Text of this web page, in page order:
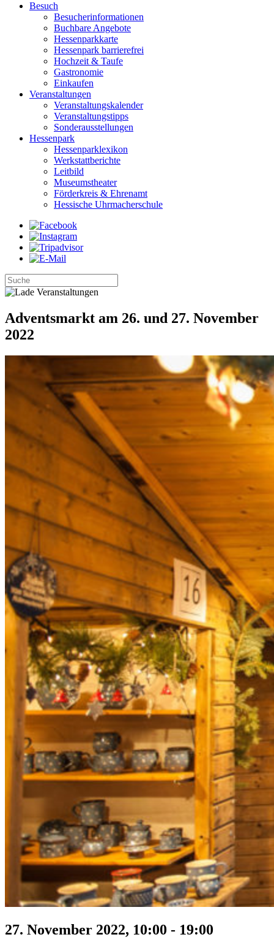
Besuch
Besucherinformationen
Buchbare Angebote
Hessenparkkarte
Hessenpark barrierefrei
Hochzeit & Taufe
Gastronomie
Einkaufen
Veranstaltungen
Veranstaltungskalender
Veranstaltungstipps
Sonderausstellungen
Hessenpark
Hessenparklexikon
Werkstattberichte
Leitbild
Museumstheater
Förderkreis & Ehrenamt
Hessische Uhrmacherschule
Adventsmarkt am 26. und 27. November
2022
27. November 2022, 10:00 - 19:00